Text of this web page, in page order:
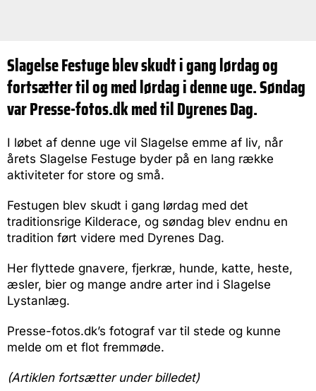
Slagelse Festuge blev skudt i gang lørdag og
fortsætter til og med lørdag i denne uge. Søndag
var Presse-fotos.dk med til Dyrenes Dag.
I løbet af denne uge vil Slagelse emme af liv, når
årets Slagelse Festuge byder på en lang række
aktiviteter for store og små.
Festugen blev skudt i gang lørdag med det
traditionsrige Kilderace, og søndag blev endnu en
tradition ført videre med Dyrenes Dag.
Her flyttede gnavere, fjerkræ, hunde, katte, heste,
æsler, bier og mange andre arter ind i Slagelse
Lystanlæg.
Presse-fotos.dk’s fotograf var til stede og kunne
melde om et flot fremmøde.
(Artiklen fortsætter under billedet)